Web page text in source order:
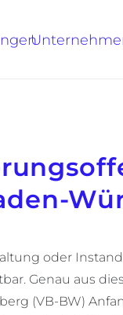
oder
Genau aus
(VB-BW)